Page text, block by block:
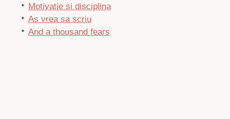
Motivatie si disciplina
As vrea sa scriu
And a thousand fears